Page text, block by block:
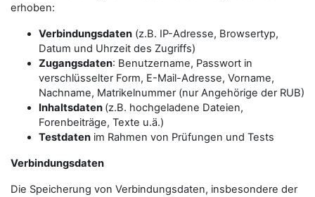
erhoben:
Verbindungsdaten (z.B. IP-Adresse, Browsertyp,
Datum und Uhrzeit des Zugriffs)
Zugangsdaten: Benutzername, Passwort in
verschlüsselter Form, E-Mail-Adresse, Vorname,
Nachname, Matrikelnummer (nur Angehörige der RUB)
Inhaltsdaten (z.B. hochgeladene Dateien,
Forenbeiträge, Texte u.ä.)
Testdaten im Rahmen von Prüfungen und Tests
Verbindungsdaten
Die Speicherung von Verbindungsdaten, insbesondere der